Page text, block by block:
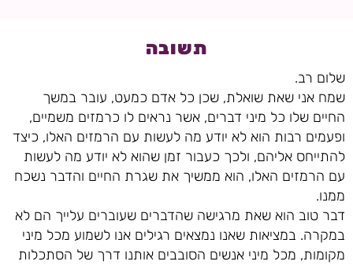
תשובה
שלום רב.
שמח אני שאת שואלת, שכן כל אדם כמעט, עובר במשך
החיים שלו כל מיני דברים, אשר נראים לו כרמזים משמיים,
ופעמים רבות הוא לא יודע מה לעשות עם הרמזים האלו, כיצד
להתייחס אליהם, ולכך כעבור זמן שהוא לא יודע מה לעשות
עם הרמזים האלו, הוא ממשיך את שגרת החיים והדבר נשכח
ממנו.
דבר טוב הוא שאת מרגישה שהדברים שעוברים עלייך הם לא
במקרה. במציאות שאנו נמצאים רגילים אנו לשמוע מכל מיני
מקומות, מכל מיני אנשים הסובבים אותנו דרך של הסתכלות